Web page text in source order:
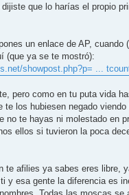
que lo harías el propio
un enlace de AP, cuando
(que ya se te mostró):
showpost.php?p= ...
pero como en tu puta vida
te los hubiesen negado
no te hayas ni molestado en
ellos si tuvieron la poca
te afilies ya sabes eres libre,
y esa gente la diferencia es